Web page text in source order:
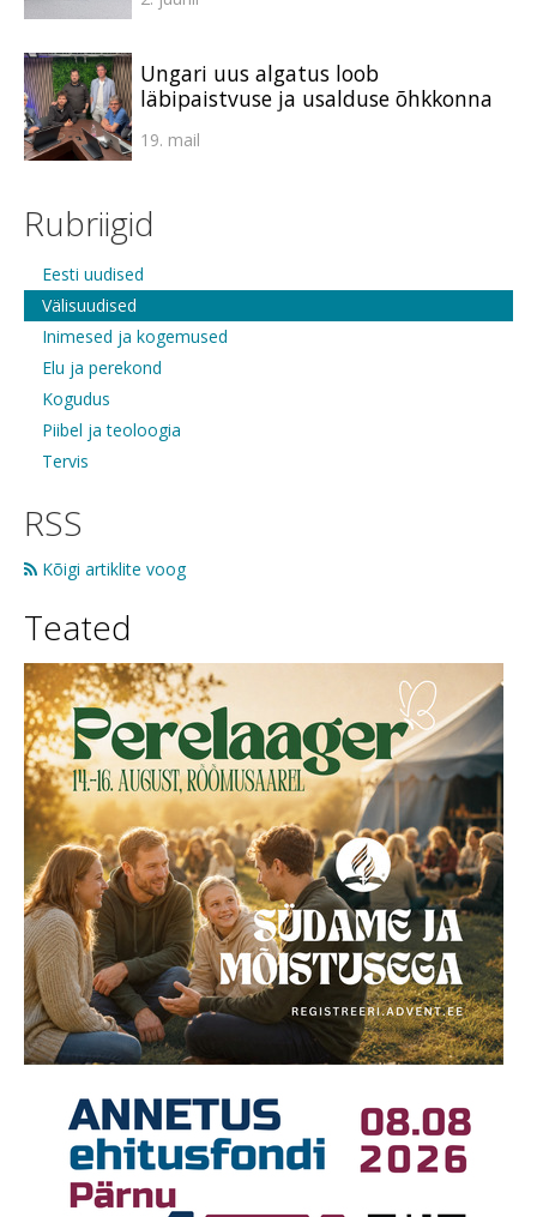
Ungari uus algatus loob
läbipaistvuse ja usalduse õhkkonna
19. mail
Rubriigid
Eesti uudised
Välisuudised
Inimesed ja kogemused
Elu ja perekond
Kogudus
Piibel ja teoloogia
Tervis
RSS
Kõigi artiklite voog
Teated